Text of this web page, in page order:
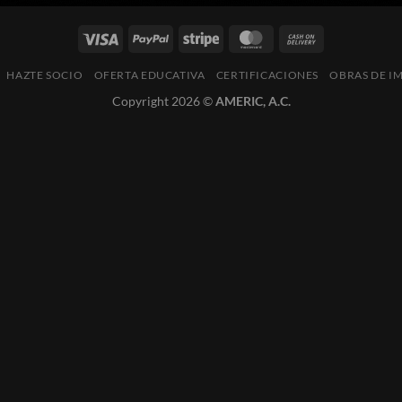
HAZTE SOCIO OFERTA EDUCATIVA CERTIFICACIONES OBRAS DE
Copyright 2026 ©AMERIC, A.C.